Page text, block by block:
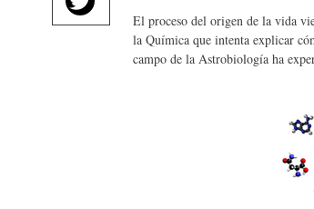
bo
wi
El proceso del origen de la vida
la Química que intenta explicar
campo de la Astrobiología ha